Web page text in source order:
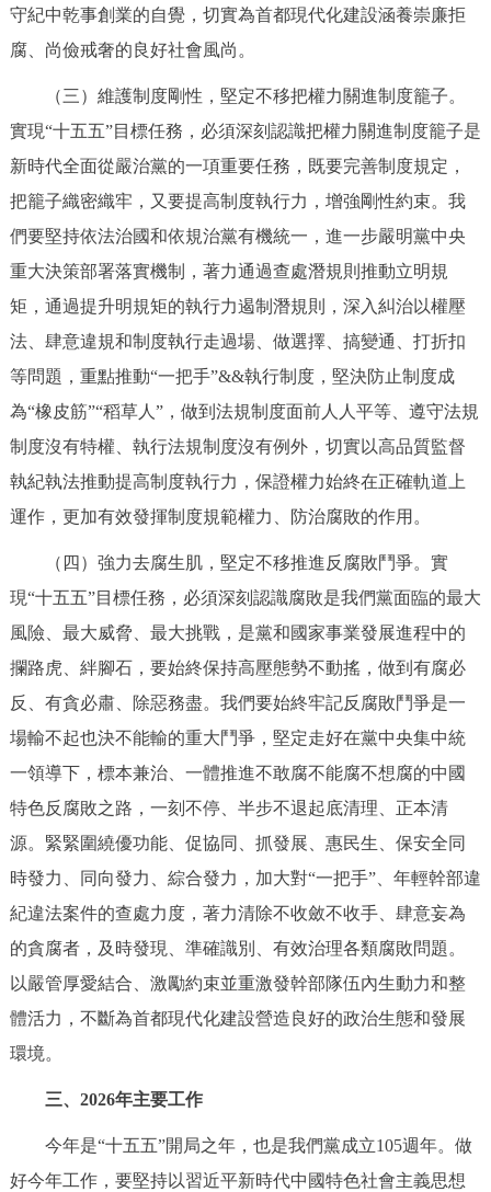
守紀中乾事創業的自覺，切實為首都現代化建設涵養崇廉拒
腐、尚儉戒奢的良好社會風尚。
（三）維護制度剛性，堅定不移把權力關進制度籠子。
實現“十五五”目標任務，必須深刻認識把權力關進制度籠子是
新時代全面從嚴治黨的一項重要任務，既要完善制度規定，
把籠子織密織牢，又要提高制度執行力，增強剛性約束。我
們要堅持依法治國和依規治黨有機統一，進一步嚴明黨中央
重大決策部署落實機制，著力通過查處潛規則推動立明規
矩，通過提升明規矩的執行力遏制潛規則，深入糾治以權壓
法、肆意違規和制度執行走過場、做選擇、搞變通、打折扣
等問題，重點推動“一把手”&&執行制度，堅決防止制度成
為“橡皮筋”“稻草人”，做到法規制度面前人人平等、遵守法規
制度沒有特權、執行法規制度沒有例外，切實以高品質監督
執紀執法推動提高制度執行力，保證權力始終在正確軌道上
運作，更加有效發揮制度規範權力、防治腐敗的作用。
（四）強力去腐生肌，堅定不移推進反腐敗鬥爭。實
現“十五五”目標任務，必須深刻認識腐敗是我們黨面臨的最大
風險、最大威脅、最大挑戰，是黨和國家事業發展進程中的
攔路虎、絆腳石，要始終保持高壓態勢不動搖，做到有腐必
反、有貪必肅、除惡務盡。我們要始終牢記反腐敗鬥爭是一
場輸不起也決不能輸的重大鬥爭，堅定走好在黨中央集中統
一領導下，標本兼治、一體推進不敢腐不能腐不想腐的中國
特色反腐敗之路，一刻不停、半步不退起底清理、正本清
源。緊緊圍繞優功能、促協同、抓發展、惠民生、保安全同
時發力、同向發力、綜合發力，加大對“一把手”、年輕幹部違
紀違法案件的查處力度，著力清除不收斂不收手、肆意妄為
的貪腐者，及時發現、準確識別、有效治理各類腐敗問題。
以嚴管厚愛結合、激勵約束並重激發幹部隊伍內生動力和整
體活力，不斷為首都現代化建設營造良好的政治生態和發展
環境。
三、2026年主要工作
今年是“十五五”開局之年，也是我們黨成立105週年。做
好今年工作，要堅持以習近平新時代中國特色社會主義思想